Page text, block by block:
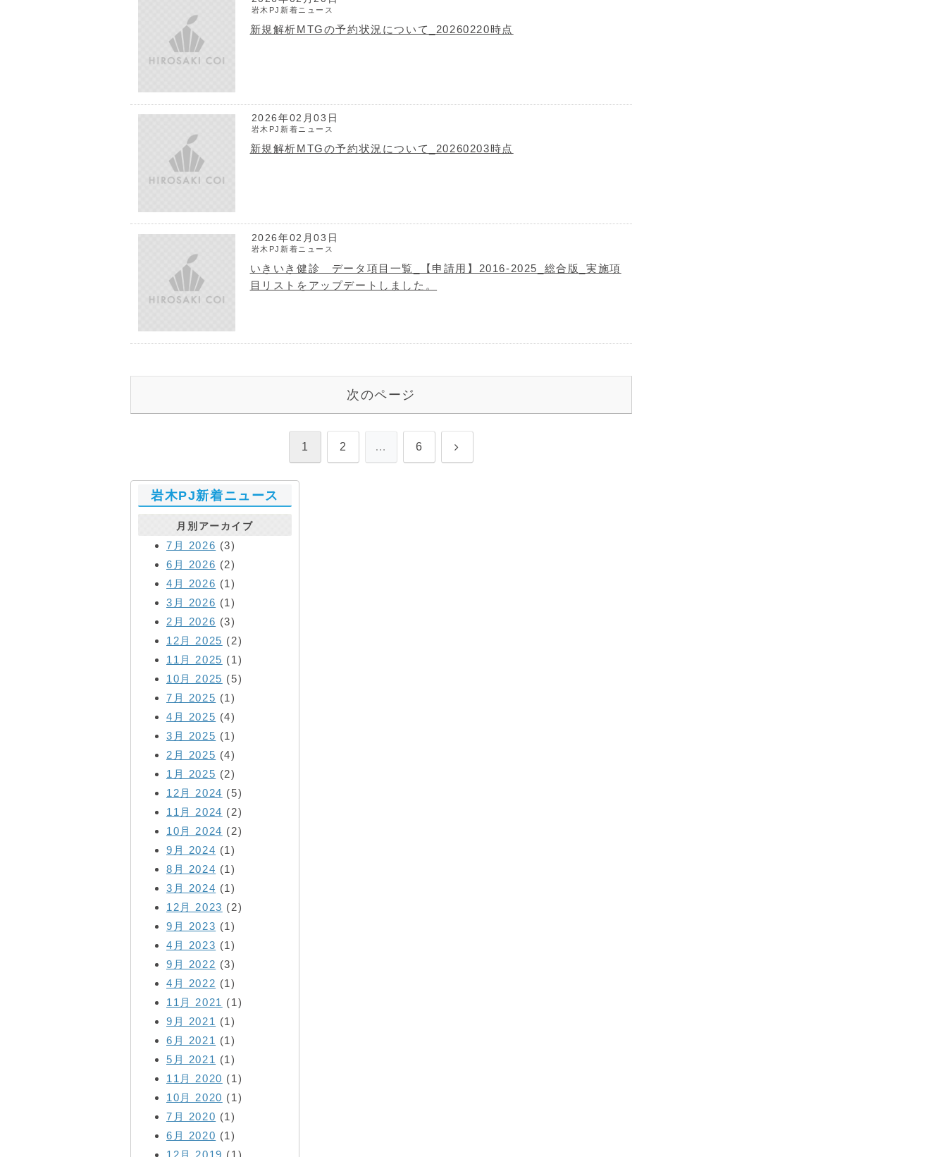
岩木PJ新着ニュース
新規解析MTGの予約状況について_20260220時点
2026年02月03日
岩木PJ新着ニュース
新規解析MTGの予約状況について_20260203時点
2026年02月03日
岩木PJ新着ニュース
いきいき健診 データ項目一覧_【申請用】2016-2025_総合版_実施項
目リストをアップデートしました。
次のページ
1 2 … 6 次
岩木PJ新着ニュース
月別アーカイブ
7月 2026 (3)
6月 2026 (2)
4月 2026 (1)
3月 2026 (1)
2月 2026 (3)
12月 2025 (2)
11月 2025 (1)
10月 2025 (5)
7月 2025 (1)
4月 2025 (4)
3月 2025 (1)
2月 2025 (4)
1月 2025 (2)
12月 2024 (5)
11月 2024 (2)
10月 2024 (2)
9月 2024 (1)
8月 2024 (1)
3月 2024 (1)
12月 2023 (2)
9月 2023 (1)
4月 2023 (1)
9月 2022 (3)
4月 2022 (1)
11月 2021 (1)
9月 2021 (1)
6月 2021 (1)
5月 2021 (1)
11月 2020 (1)
10月 2020 (1)
7月 2020 (1)
6月 2020 (1)
12月 2019 (1)